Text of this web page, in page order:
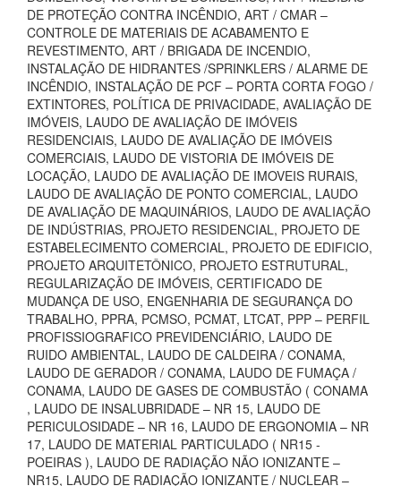
DE PROTEÇÃO CONTRA INCÊNDIO, ART / CMAR –
CONTROLE DE MATERIAIS DE ACABAMENTO E
REVESTIMENTO, ART / BRIGADA DE INCENDIO,
INSTALAÇÃO DE HIDRANTES /SPRINKLERS / ALARME DE
INCÊNDIO, INSTALAÇÃO DE PCF – PORTA CORTA FOGO /
EXTINTORES, POLÍTICA DE PRIVACIDADE, AVALIAÇÃO DE
IMÓVEIS, LAUDO DE AVALIAÇÃO DE IMÓVEIS
RESIDENCIAIS, LAUDO DE AVALIAÇÃO DE IMÓVEIS
COMERCIAIS, LAUDO DE VISTORIA DE IMÓVEIS DE
LOCAÇÃO, LAUDO DE AVALIAÇÃO DE IMOVEIS RURAIS,
LAUDO DE AVALIAÇÃO DE PONTO COMERCIAL, LAUDO
DE AVALIAÇÃO DE MAQUINÁRIOS, LAUDO DE AVALIAÇÃO
DE INDÚSTRIAS, PROJETO RESIDENCIAL, PROJETO DE
ESTABELECIMENTO COMERCIAL, PROJETO DE EDIFICIO,
PROJETO ARQUITETÔNICO, PROJETO ESTRUTURAL,
REGULARIZAÇÃO DE IMÓVEIS, CERTIFICADO DE
MUDANÇA DE USO, ENGENHARIA DE SEGURANÇA DO
TRABALHO, PPRA, PCMSO, PCMAT, LTCAT, PPP – PERFIL
PROFISSIOGRAFICO PREVIDENCIÁRIO, LAUDO DE
RUIDO AMBIENTAL, LAUDO DE CALDEIRA / CONAMA,
LAUDO DE GERADOR / CONAMA, LAUDO DE FUMAÇA /
CONAMA, LAUDO DE GASES DE COMBUSTÃO ( CONAMA
, LAUDO DE INSALUBRIDADE – NR 15, LAUDO DE
PERICULOSIDADE – NR 16, LAUDO DE ERGONOMIA – NR
17, LAUDO DE MATERIAL PARTICULADO ( NR15 -
POEIRAS ), LAUDO DE RADIAÇÃO NÃO IONIZANTE –
NR15, LAUDO DE RADIAÇÃO IONIZANTE / NUCLEAR –